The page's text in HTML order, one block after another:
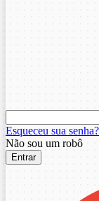
Esqueceu sua senha?
Não sou um robô
Entrar